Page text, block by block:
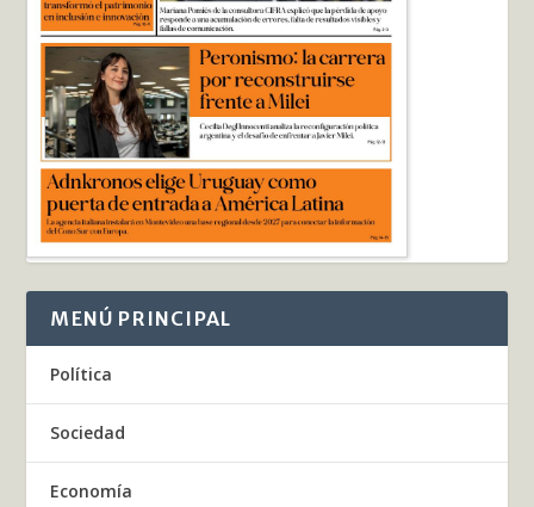
MENÚ PRINCIPAL
Política
Sociedad
Economía